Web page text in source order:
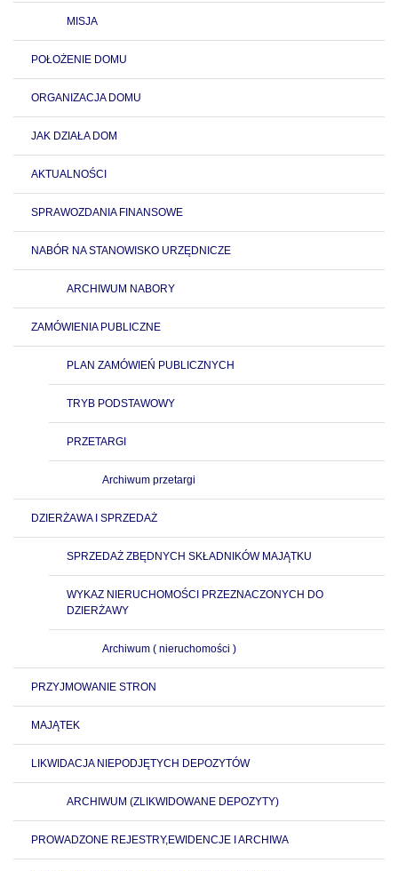
MISJA
POŁOŻENIE DOMU
ORGANIZACJA DOMU
JAK DZIAŁA DOM
AKTUALNOŚCI
SPRAWOZDANIA FINANSOWE
NABÓR NA STANOWISKO URZĘDNICZE
ARCHIWUM NABORY
ZAMÓWIENIA PUBLICZNE
PLAN ZAMÓWIEŃ PUBLICZNYCH
TRYB PODSTAWOWY
PRZETARGI
Archiwum przetargi
DZIERŻAWA I SPRZEDAŻ
SPRZEDAŻ ZBĘDNYCH SKŁADNIKÓW MAJĄTKU
WYKAZ NIERUCHOMOŚCI PRZEZNACZONYCH DO
DZIERŻAWY
Archiwum ( nieruchomości )
PRZYJMOWANIE STRON
MAJĄTEK
LIKWIDACJA NIEPODJĘTYCH DEPOZYTÓW
ARCHIWUM (ZLIKWIDOWANE DEPOZYTY)
PROWADZONE REJESTRY,EWIDENCJE I ARCHIWA